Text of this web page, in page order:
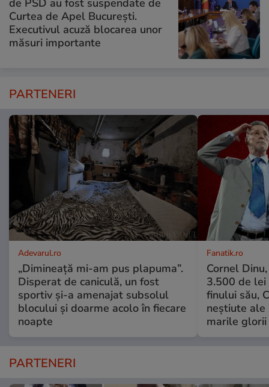
de PSD au fost suspendate de
Curtea de Apel București.
Executivul acuză blocarea unor
măsuri importante
PARTENERI
Adevarul.ro
„Dimineață mi-am pus plapuma”.
Disperat de caniculă, un fost
sportiv și-a amenajat subsolul
blocului și doarme acolo în fiecare
noapte
Fanatik.ro
Cornel
3.500 de lei
finului său,
neștiute
marile
PARTENERI